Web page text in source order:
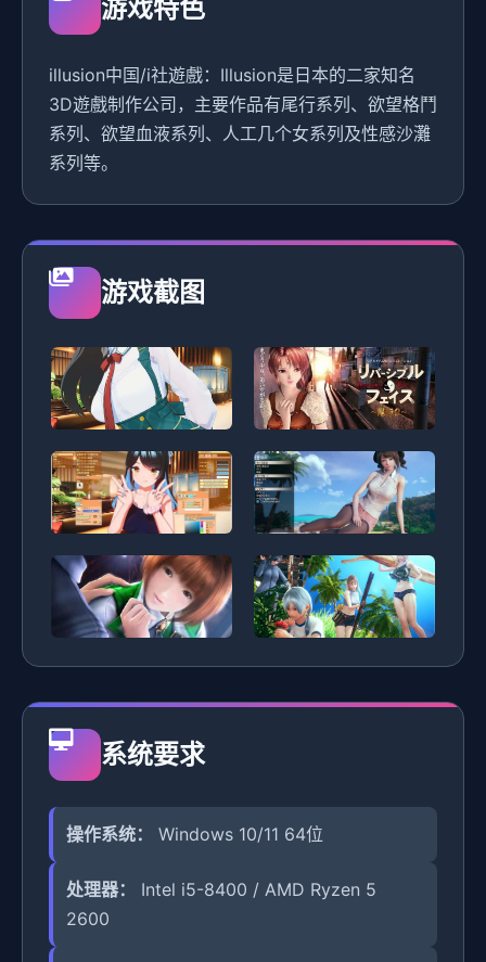
游戏特色
illusion中国/i社遊戲：Illusion是日本的二家知名
3D遊戲制作公司，主要作品有尾行系列、欲望格鬥
系列、欲望血液系列、人工几个女系列及性感沙灘
系列等。
游戏截图
系统要求
操作系统： Windows 10/11 64位
处理器：
Intel i5-8400 / AMD Ryzen 5
2600